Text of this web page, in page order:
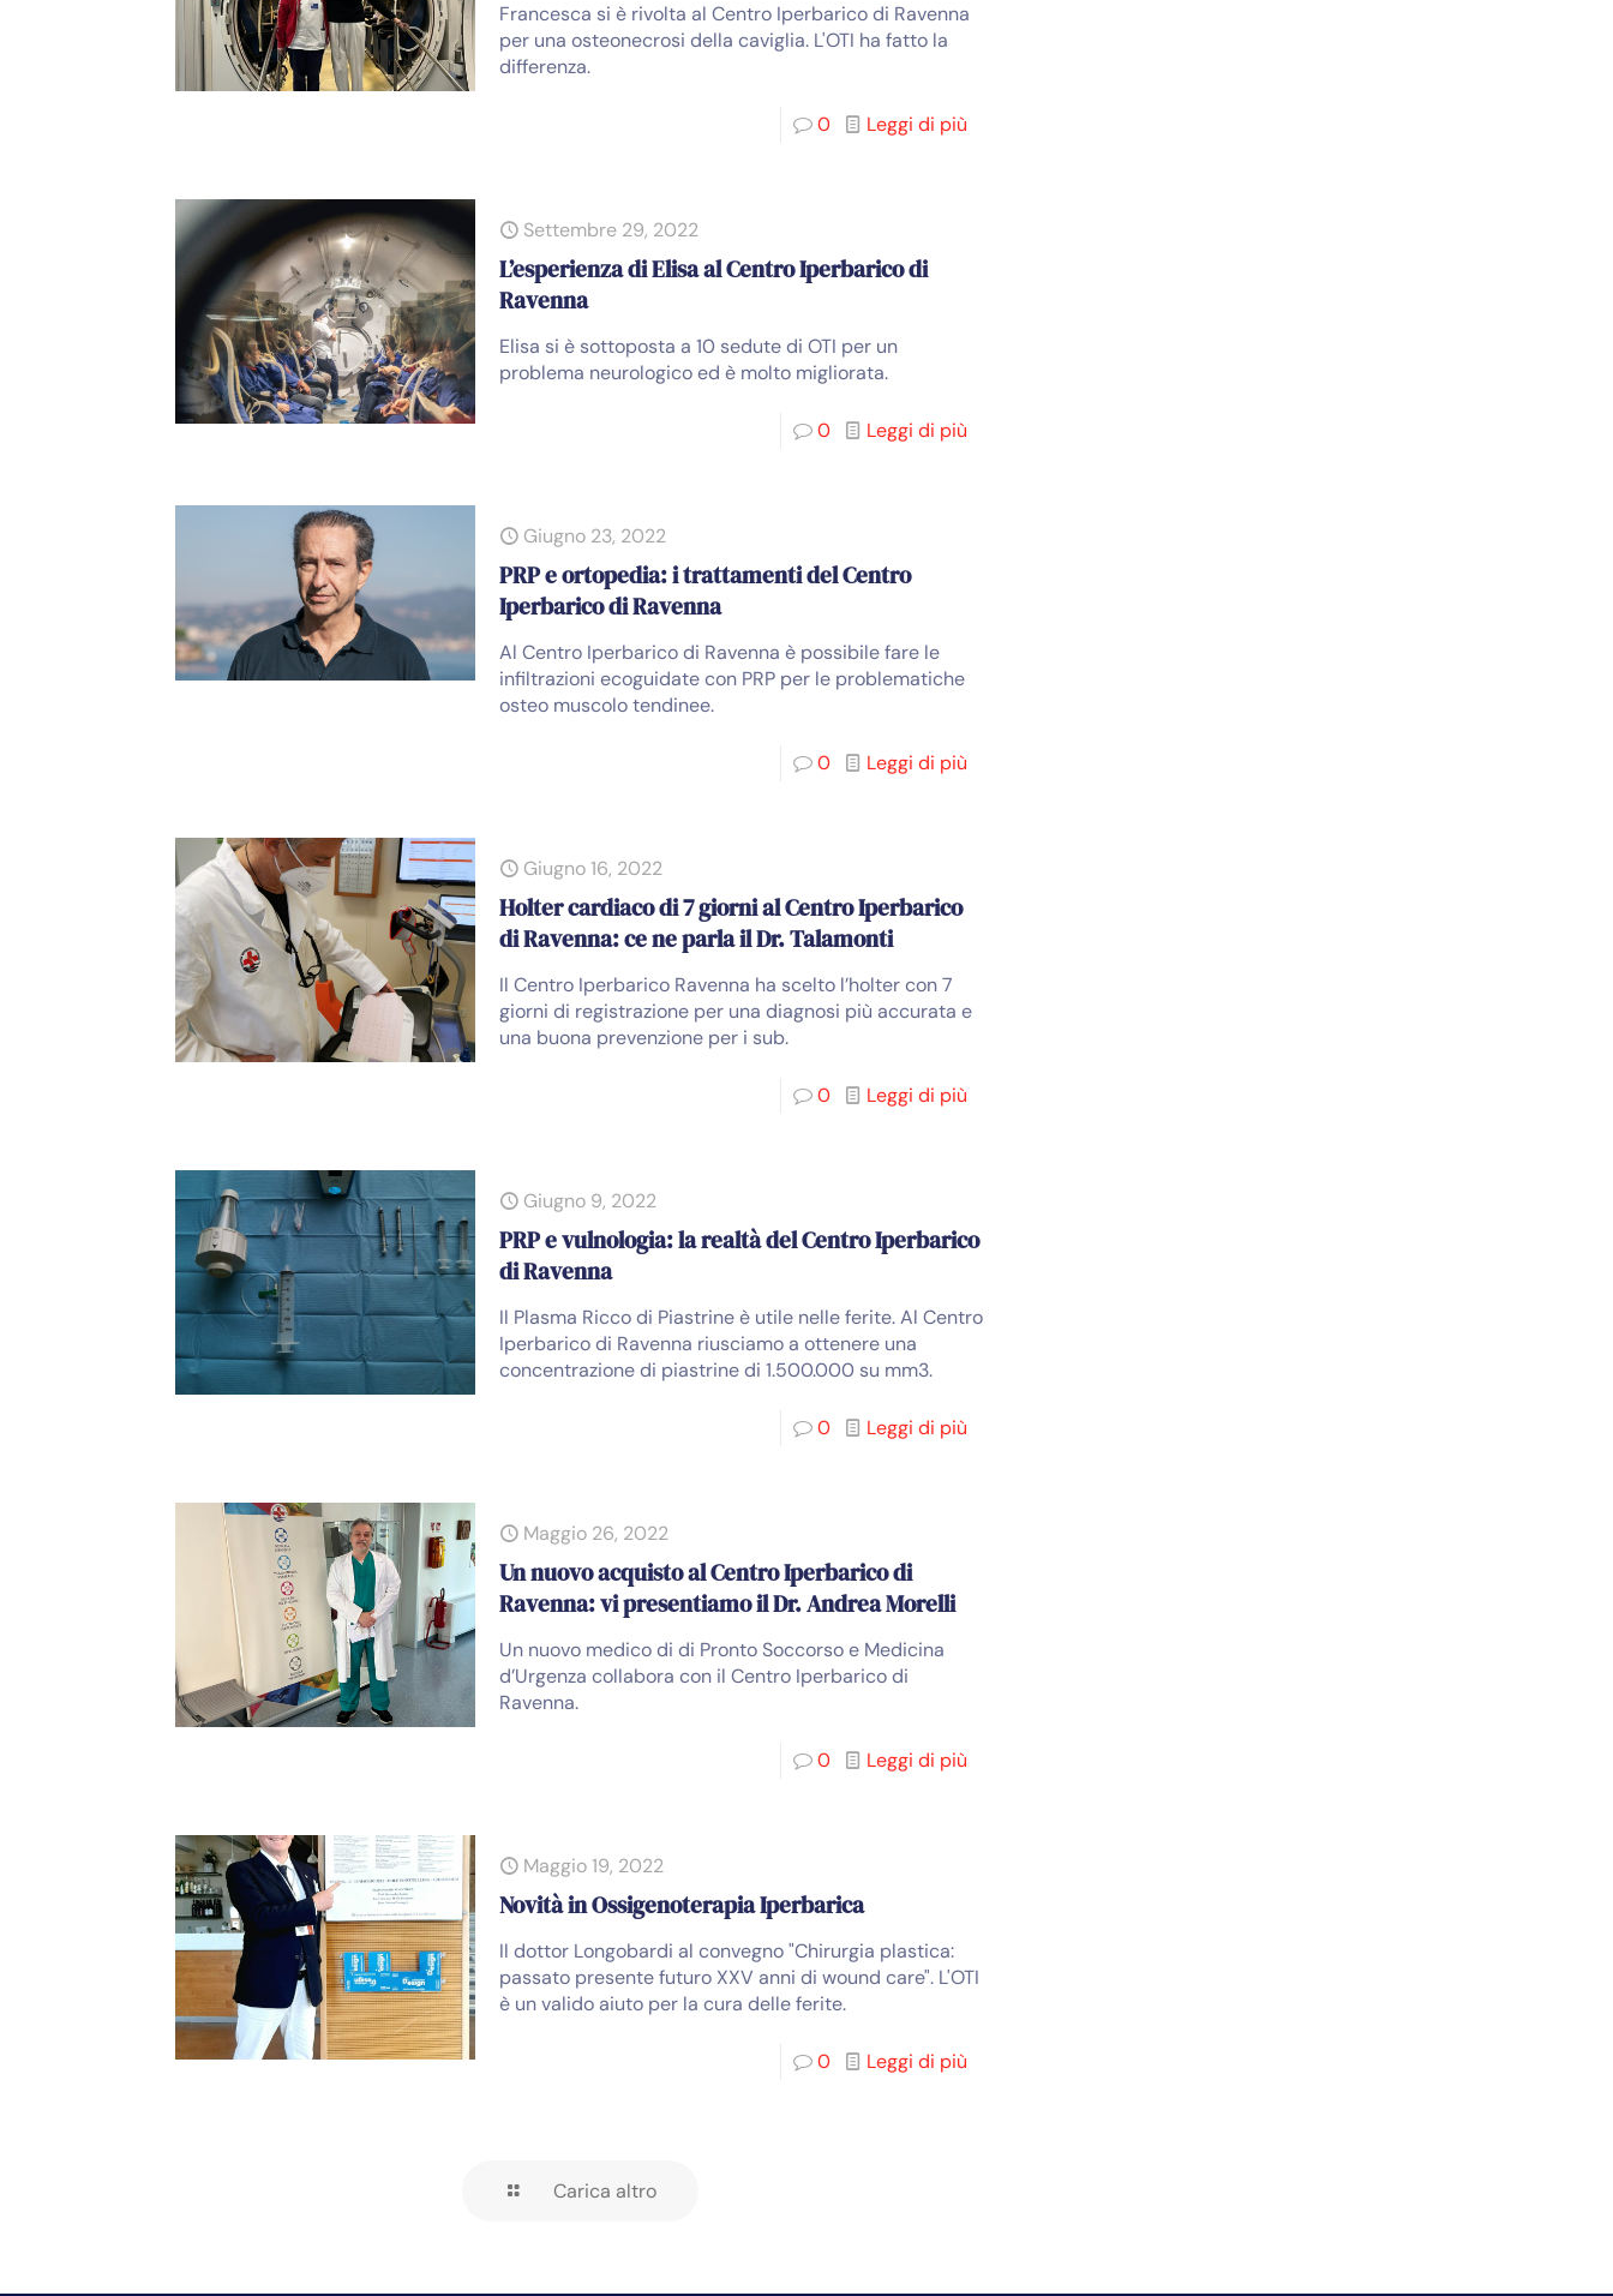
Francesca si è rivolta al Centro Iperbarico di Ravenna
per una osteonecrosi della caviglia. L'OTI ha fatto la
differenza.
0 Leggi di più
Settembre 29, 2022
L’esperienza di Elisa al Centro Iperbarico di
Ravenna
Elisa si è sottoposta a 10 sedute di OTI per un
problema neurologico ed è molto migliorata.
0 Leggi di più
Giugno 23, 2022
PRP e ortopedia: i trattamenti del Centro
Iperbarico di Ravenna
Al Centro Iperbarico di Ravenna è possibile fare le
infiltrazioni ecoguidate con PRP per le problematiche
osteo muscolo tendinee.
0 Leggi di più
Giugno 16, 2022
Holter cardiaco di 7 giorni al Centro Iperbarico
di Ravenna: ce ne parla il Dr. Talamonti
Il Centro Iperbarico Ravenna ha scelto l’holter con 7
giorni di registrazione per una diagnosi più accurata e
una buona prevenzione per i sub.
0 Leggi di più
Giugno 9, 2022
PRP e vulnologia: la realtà del Centro Iperbarico
di Ravenna
Il Plasma Ricco di Piastrine è utile nelle ferite. Al Centro
Iperbarico di Ravenna riusciamo a ottenere una
concentrazione di piastrine di 1.500.000 su mm3.
0 Leggi di più
Maggio 26, 2022
Un nuovo acquisto al Centro Iperbarico di
Ravenna: vi presentiamo il Dr. Andrea Morelli
Un nuovo medico di di Pronto Soccorso e Medicina
d’Urgenza collabora con il Centro Iperbarico di
Ravenna.
0 Leggi di più
Maggio 19, 2022
Novità in Ossigenoterapia Iperbarica
Il dottor Longobardi al convegno "Chirurgia plastica:
passato presente futuro XXV anni di wound care". L'OTI
è un valido aiuto per la cura delle ferite.
0 Leggi di più
Carica altro